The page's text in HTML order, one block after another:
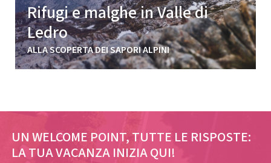
Rifugi e malghe in Valle di
Ledro
ALLA SCOPERTA DEI SAPORI ALPINI
UN WELCOME POINT, TUTTE LE RISPOSTE:
LA TUA VACANZA INIZIA QUI!